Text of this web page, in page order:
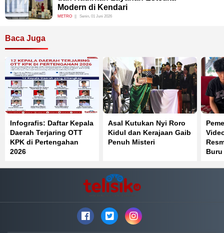
Modern di Kendari
METRO Senin, 01 Juni 2026
Baca Juga
Infografis: Daftar Kepala
Daerah Terjaring OTT
KPK di Pertengahan
2026
Asal Kutukan Nyi Roro
Kidul dan Kerajaan Gaib
Penuh Misteri
Buru